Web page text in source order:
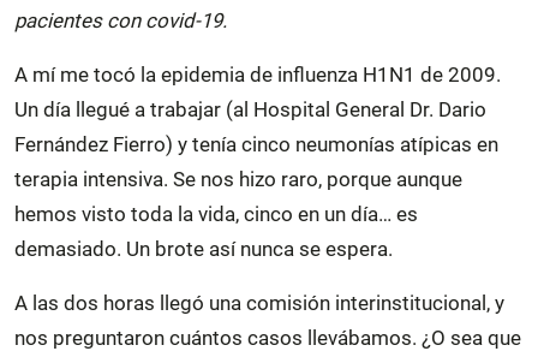
pacientes con covid-19.
A mí me tocó la epidemia de influenza H1N1 de 2009.
Un día llegué a trabajar (al Hospital General Dr. Dario
Fernández Fierro) y tenía cinco neumonías atípicas en
terapia intensiva. Se nos hizo raro, porque aunque
hemos visto toda la vida, cinco en un día… es
demasiado. Un brote así nunca se espera.
A las dos horas llegó una comisión interinstitucional, y
nos preguntaron cuántos casos llevábamos. ¿O sea que